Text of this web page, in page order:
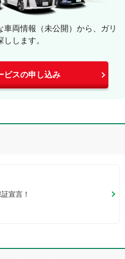
両情報（未公開）から、ガリ
します。
ビスの申し込み
宣言！